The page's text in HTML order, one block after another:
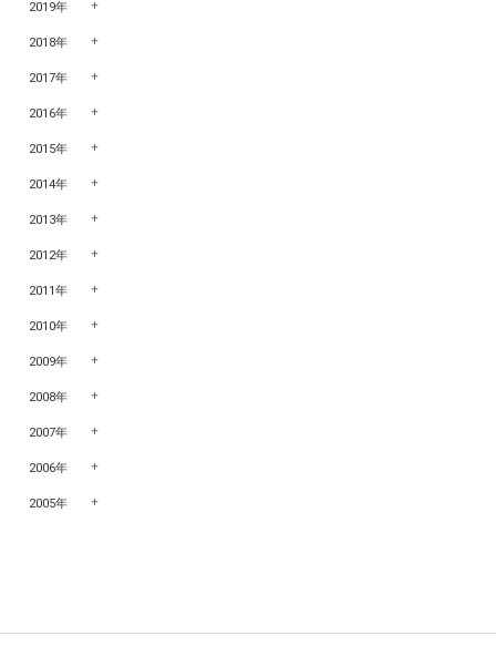
2019年
2018年
2017年
2016年
2015年
2014年
2013年
2012年
2011年
2010年
2009年
2008年
2007年
2006年
2005年